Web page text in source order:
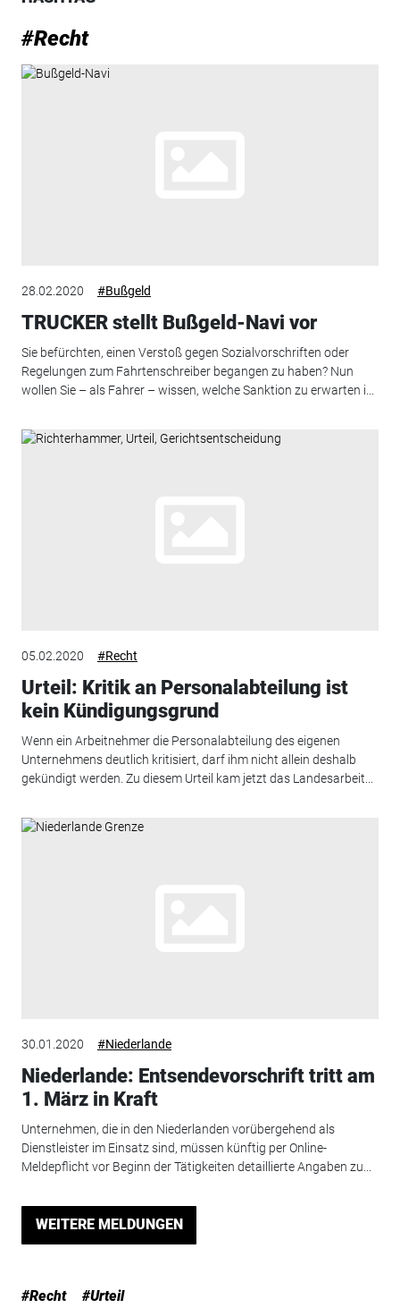
#Recht
28.02.2020 #Bußgeld
TRUCKER stellt Bußgeld-Navi vor
Sie befürchten, einen Verstoß gegen Sozialvorschriften oder
Regelungen zum Fahrtenschreiber begangen zu haben? Nun
wollen Sie – als Fahrer – wissen, welche Sanktion zu erwarten i...
05.02.2020 #Recht
Urteil: Kritik an Personalabteilung ist
kein Kündigungsgrund
Wenn ein Arbeitnehmer die Personalabteilung des eigenen
Unternehmens deutlich kritisiert, darf ihm nicht allein deshalb
gekündigt werden. Zu diesem Urteil kam jetzt das Landesarbeit...
30.01.2020 #Niederlande
Niederlande: Entsendevorschrift tritt am
1. März in Kraft
Unternehmen, die in den Niederlanden vorübergehend als
Dienstleister im Einsatz sind, müssen künftig per Online-
Meldepflicht vor Beginn der Tätigkeiten detaillierte Angaben zu...
WEITERE MELDUNGEN
#Recht #Urteil